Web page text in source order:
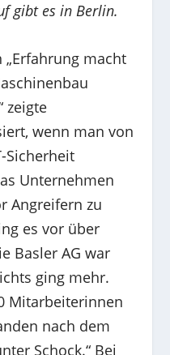
gibt es in Berlin.
macht
zeigte
wenn man von
Sicherheit
Unternehmen
Angreifern zu
es vor über
Basler AG war
ging mehr.
Mitarbeiterinnen
nach dem
Schock.“ Bei